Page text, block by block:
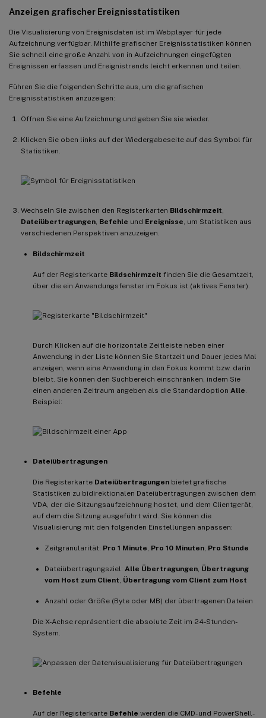
Anzeigen grafischer Ereignisstatistiken
Die Visualisierung von Ereignisdaten ist im Webplayer für jede
Aufzeichnung verfügbar. Mithilfe grafischer Ereignisstatistiken können
Sie schnell eine große Anzahl von in Aufzeichnungen eingefügten
Ereignissen erfassen und Ereignistrends leicht erkennen und teilen.
Führen Sie die folgenden Schritte aus, um die grafischen
Ereignisstatistiken anzuzeigen:
Öffnen Sie eine Aufzeichnung und geben Sie sie wieder.
Klicken Sie oben links auf der Wiedergabeseite auf das Symbol für
Statistiken.
Wechseln Sie zwischen den Registerkarten Bildschirmzeit
Dateiübertragungen Befehle und Ereignisse , um Statistiken aus
verschiedenen Perspektiven anzuzeigen.
Bildschirmzeit
Auf der Registerkarte Bildschirmzeit finden Sie die Gesamtzeit,
über die ein Anwendungsfenster im Fokus ist (aktives Fenster).
Durch Klicken auf die horizontale Zeitleiste neben einer
Anwendung in der Liste können Sie Startzeit und Dauer jedes Mal
anzeigen, wenn eine Anwendung in den Fokus kommt bzw. darin
bleibt. Sie können den Suchbereich einschränken, indem Sie
einen anderen Zeitraum angeben als die Standardoption Alle
Beispiel:
Dateiübertragungen
Die Registerkarte Dateiübertragungen bietet grafische
Statistiken zu bidirektionalen Dateiübertragungen zwischen dem
VDA, der die Sitzungsaufzeichnung hostet, und dem Clientgerät,
auf dem die Sitzung ausgeführt wird. Sie können die
Visualisierung mit den folgenden Einstellungen anpassen:
Zeitgranularität: Pro 1 Minute Pro 10 Minuten Pro Stunde
Dateiübertragungsziel: Alle Übertragungen Übertragung
vom Host zum Client Übertragung vom Client zum Host
Anzahl oder Größe (Byte oder MB) der übertragenen Dateien
Die X-Achse repräsentiert die absolute Zeit im 24-Stunden-
System.
Befehle
Auf der Registerkarte Befehle werden die CMD- und PowerShell-